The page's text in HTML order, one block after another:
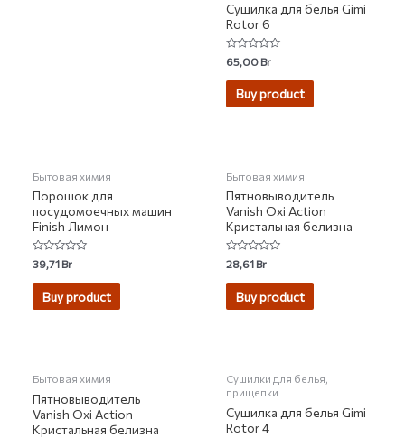
Сушилка для белья Gimi
Rotor 6
Rated
0
out
65,00Br
Buy product
Бытовая химия
Порошок для
посудомоечных машин
Finish Лимон
Rated
0
out
39,71Br
Buy product
Бытовая химия
Пятновыводитель
Vanish Oxi Action
Кристальная белизна
Rated
0
out
28,61Br
Buy product
Бытовая химия
Пятновыводитель
Vanish Oxi Action
Кристальная белизна
Сушилки для белья,
прищепки
Сушилка для белья Gimi
Rotor 4